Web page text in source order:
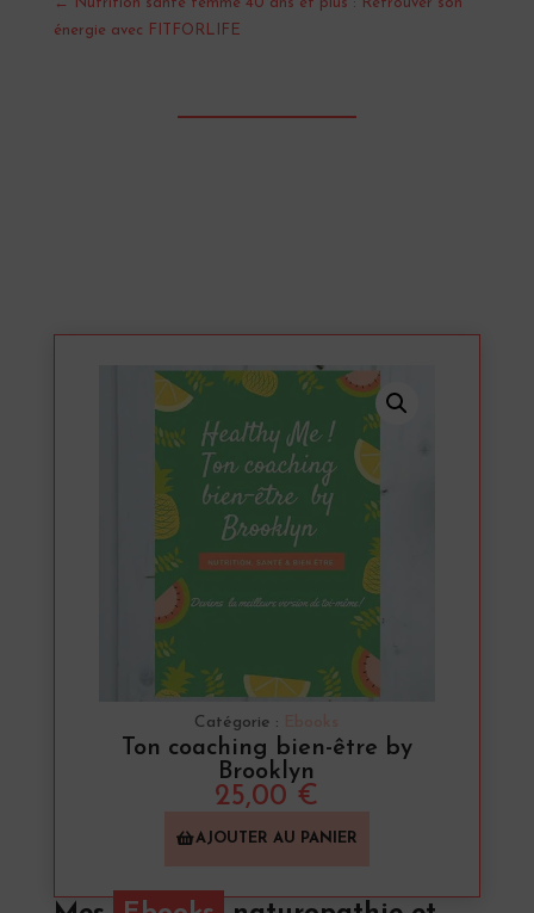
énergie avec FITFORLIFE
Catégorie :
Ton coaching bien-être by
Brooklyn
25,00 €
AJOUTER AU PANIER